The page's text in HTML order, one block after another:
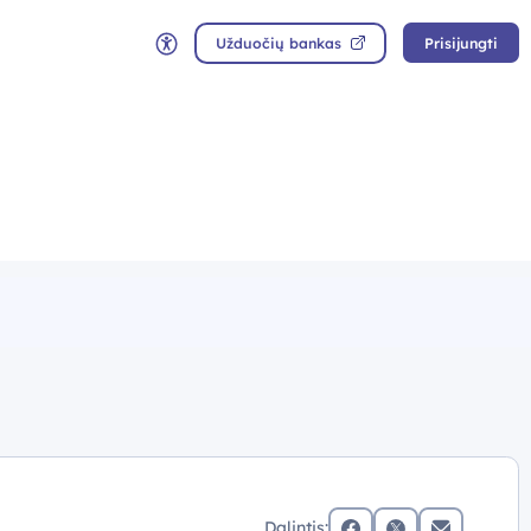
Neįgaliųjų rėžimas
Užduočių bankas Prisijungti